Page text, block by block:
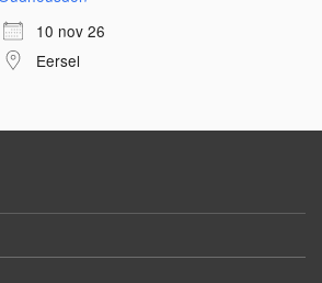
10 nov 26
Eersel